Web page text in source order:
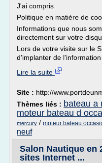
J'ai compris
Politique en matière de
Informations que nous
directement sur votre
Lors de votre visite sur le
d'implanter de l'information
Lire la suite
Site : http://
Thèmes liés : bateau a
moteur bateau d
mercury / moteur bateau
neuf
Salon Nautique en
sites Internet ...